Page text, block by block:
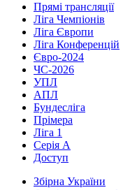
Прямі трансляції
Ліга Чемпіонів
Ліга Європи
Ліга Конференцій
Євро-2024
ЧС-2026
УПЛ
АПЛ
Бундесліга
Прімера
Ліга 1
Серія А
Доступ
Збірна України